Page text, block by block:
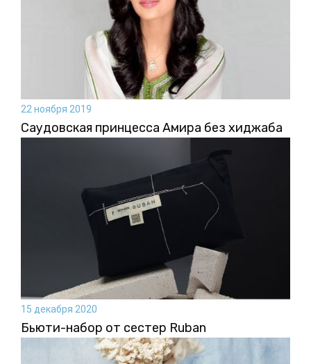
22 ноября 2019
Саудовская принцесса Амира без хиджаба
15 декабря 2020
Бьюти-набор от сестер Ruban